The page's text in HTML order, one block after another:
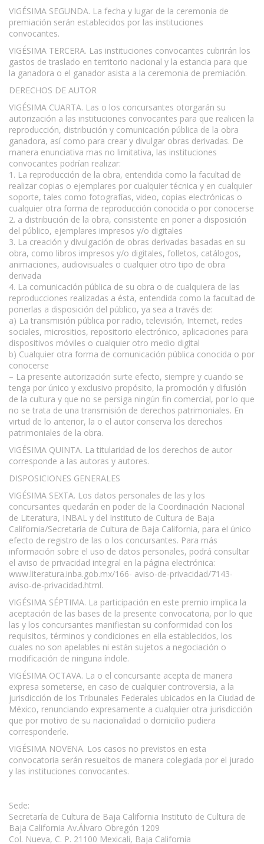
VIGÉSIMA SEGUNDA. La fecha y lugar de la ceremonia de
premiación serán establecidos por las instituciones
convocantes.
VIGÉSIMA TERCERA. Las instituciones convocantes cubrirán los
gastos de traslado en territorio nacional y la estancia para que
la ganadora o el ganador asista a la ceremonia de premiación.
DERECHOS DE AUTOR
VIGÉSIMA CUARTA. Las o los concursantes otorgarán su
autorización a las instituciones convocantes para que realicen la
reproducción, distribución y comunicación pública de la obra
ganadora, así como para crear y divulgar obras derivadas. De
manera enunciativa mas no limitativa, las instituciones
convocantes podrían realizar:
1. La reproducción de la obra, entendida como la facultad de
realizar copias o ejemplares por cualquier técnica y en cualquier
soporte, tales como fotografías, video, copias electrónicas o
cualquier otra forma de reproducción conocida o por conocerse
2. a distribución de la obra, consistente en poner a disposición
del público, ejemplares impresos y/o digitales
3. La creación y divulgación de obras derivadas basadas en su
obra, como libros impresos y/o digitales, folletos, catálogos,
animaciones, audiovisuales o cualquier otro tipo de obra
derivada
4. La comunicación pública de su obra o de cualquiera de las
reproducciones realizadas a ésta, entendida como la facultad de
ponerlas a disposición del público, ya sea a través de:
a) La transmisión pública por radio, televisión, Internet, redes
sociales, micrositios, repositorio electrónico, aplicaciones para
dispositivos móviles o cualquier otro medio digital
b) Cualquier otra forma de comunicación pública conocida o por
conocerse
– La presente autorización surte efecto, siempre y cuando se
tenga por único y exclusivo propósito, la promoción y difusión
de la cultura y que no se persiga ningún fin comercial, por lo que
no se trata de una transmisión de derechos patrimoniales. En
virtud de lo anterior, la o el autor conserva los derechos
patrimoniales de la obra.
VIGÉSIMA QUINTA. La titularidad de los derechos de autor
corresponde a las autoras y autores.
DISPOSICIONES GENERALES
VIGÉSIMA SEXTA. Los datos personales de las y los
concursantes quedarán en poder de la Coordinación Nacional
de Literatura, INBAL y del Instituto de Cultura de Baja
California/Secretaría de Cultura de Baja California, para el único
efecto de registro de las o los concursantes. Para más
información sobre el uso de datos personales, podrá consultar
el aviso de privacidad integral en la página electrónica:
www.literatura.inba.gob.mx/166- aviso-de-privacidad/7143-
aviso-de-privacidad.html.
VIGÉSIMA SÉPTIMA. La participación en este premio implica la
aceptación de las bases de la presente convocatoria, por lo que
las y los concursantes manifiestan su conformidad con los
requisitos, términos y condiciones en ella establecidos, los
cuales no son apelables ni están sujetos a negociación o
modificación de ninguna índole.
VIGÉSIMA OCTAVA. La o el concursante acepta de manera
expresa someterse, en caso de cualquier controversia, a la
jurisdicción de los Tribunales Federales ubicados en la Ciudad de
México, renunciando expresamente a cualquier otra jurisdicción
que por motivo de su nacionalidad o domicilio pudiera
corresponderle.
VIGÉSIMA NOVENA. Los casos no previstos en esta
convocatoria serán resueltos de manera colegiada por el jurado
y las instituciones convocantes.
Sede:
Secretaría de Cultura de Baja California Instituto de Cultura de
Baja California Av.Álvaro Obregón 1209
Col. Nueva, C. P. 21100 Mexicali, Baja California